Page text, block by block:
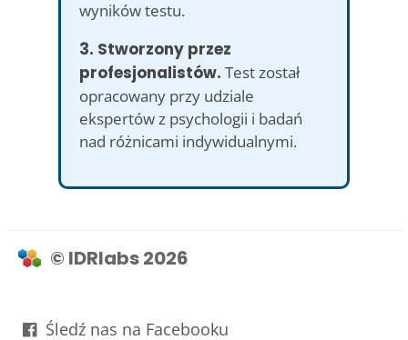
wyników testu.
3. Stworzony przez
profesjonalistów. Test został
opracowany przy udziale
ekspertów z psychologii i badań
nad różnicami indywidualnymi.
© IDRlabs 2026
Śledź nas na Facebooku